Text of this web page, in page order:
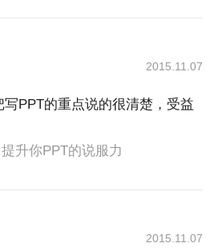
2015.11.07
PPT的重点说的很清楚，受益
升你PPT的说服力
2015.11.07